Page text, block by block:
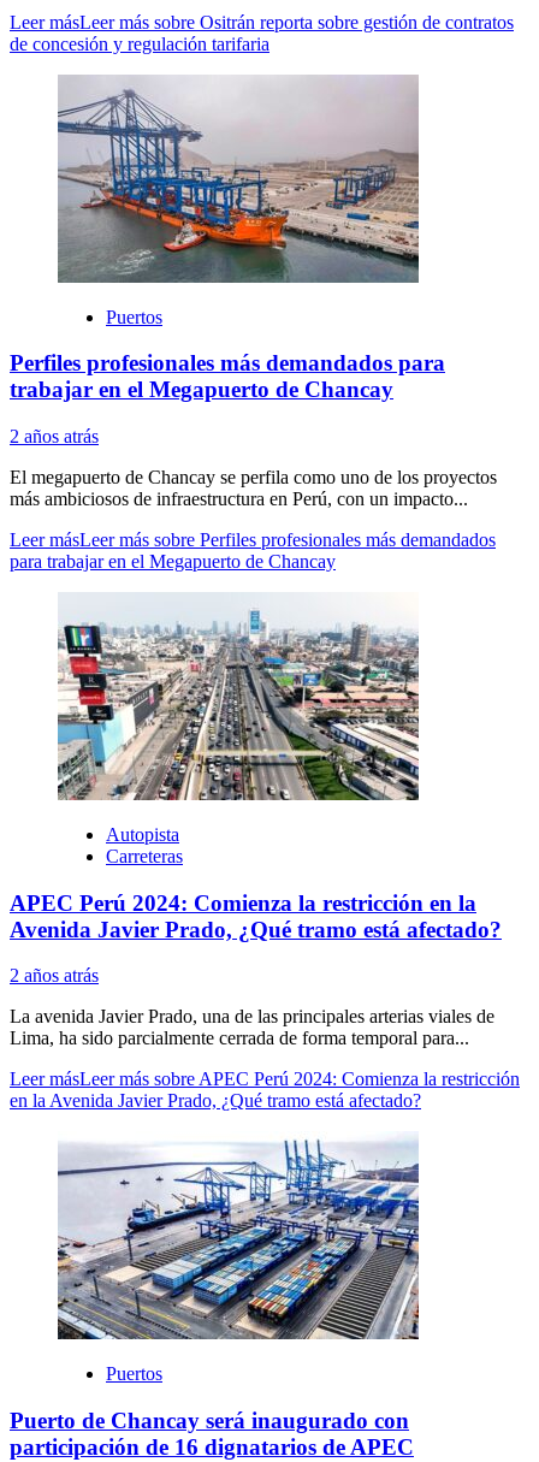
Leer másLeer más sobre Ositrán reporta sobre gestión de contratos
de concesión y regulación tarifaria
Puertos
Perfiles profesionales más demandados para
trabajar en el Megapuerto de Chancay
2 años atrás
El megapuerto de Chancay se perfila como uno de los proyectos
más ambiciosos de infraestructura en Perú, con un impacto...
Leer másLeer más sobre Perfiles profesionales más demandados
para trabajar en el Megapuerto de Chancay
Autopista
Carreteras
APEC Perú 2024: Comienza la restricción en la
Avenida Javier Prado, ¿Qué tramo está afectado?
2 años atrás
La avenida Javier Prado, una de las principales arterias viales de
Lima, ha sido parcialmente cerrada de forma temporal para...
Leer másLeer más sobre APEC Perú 2024: Comienza la restricción
en la Avenida Javier Prado, ¿Qué tramo está afectado?
Puertos
Puerto de Chancay será inaugurado con
participación de 16 dignatarios de APEC